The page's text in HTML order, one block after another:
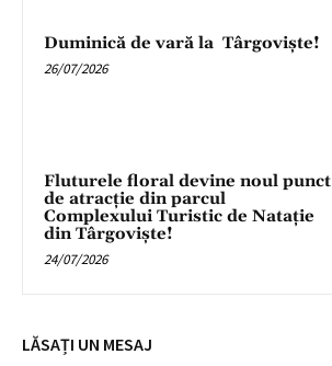
Duminică de vară la Târgoviște!
26/07/2026
Fluturele floral devine noul punct
de atracție din parcul
Complexului Turistic de Natație
din Târgoviște!
24/07/2026
LĂSAȚI UN MESAJ